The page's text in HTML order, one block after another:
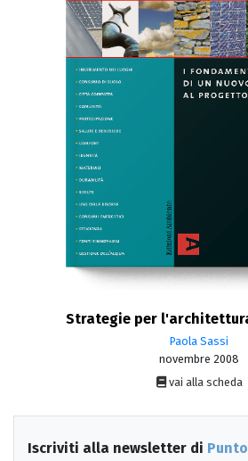
Strategie per
Paola Sassi
novembre 2008
vai alla scheda
Iscriviti alla newsletter di